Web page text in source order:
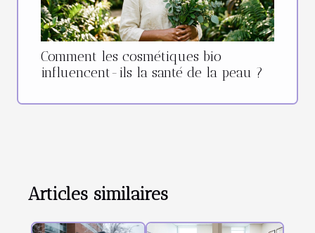
Comment les cosmétiques bio
influencent-ils la santé de la peau ?
Articles similaires